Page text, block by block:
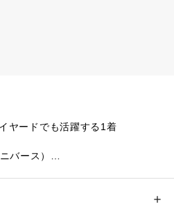
ヤードでも活躍する1着
バース）